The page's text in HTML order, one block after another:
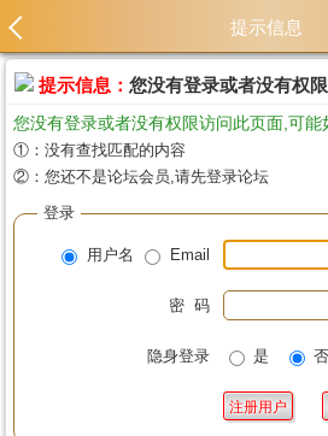
提示信息
提示信息： 您没有登录或者没有权
您没有登录或者没有权限访问此页面,可能
①：没有查找匹配的内容
②：您还不是论坛会员,请先登录论坛
登录
用户名 Email
密 码
隐身登录 是 否